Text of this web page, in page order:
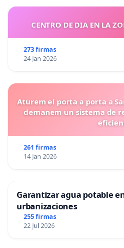
CENTRO DE DIA EN LA
273 firmas
24 Jan 2026
Aturem el porta a porta a
demanem un sistema de
261 firmas
14 Jan 2026
Garantizar agua potable
urbanizaciones
255 firmas
22 Jul 2026